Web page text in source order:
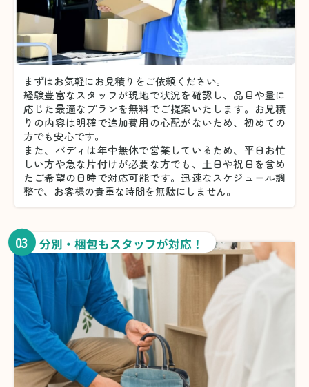
まずはお気軽にお見積りをご依頼ください。
経験豊富なスタッフが現地で状況を確認し、品目や量に
応じた最適なプランを無料でご提案いたします。お見積
りの内容は明確で追加費用の心配がないため、初めての
方でも安心です。
また、バディは年中無休で営業しているため、平日お忙
しい方や急な片付けが必要な方でも、土日や祝日を含め
たご希望の日時で対応可能です。迅速なスケジュール調
整で、お客様の貴重な時間を無駄にしません。
03 分別・梱包もスタッフが対応！